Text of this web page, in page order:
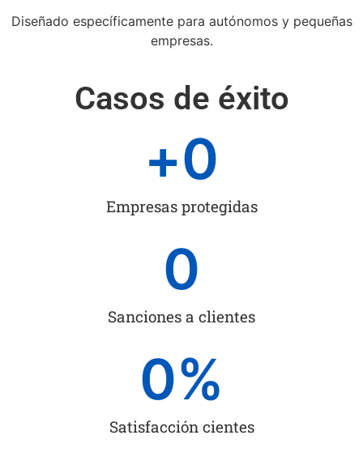
Diseñado específicamente para autónomos y pequeñas
empresas.
Casos de éxito
Empresas protegidas
+0
Sanciones a clientes
0
Satisfacción cientes
0%